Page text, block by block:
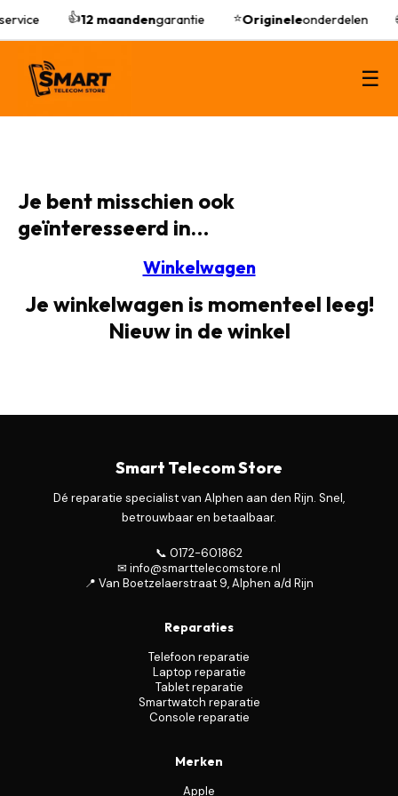
👍12 maandengarantie ⭐Origineleonderdelen
☰
Je bent misschien ook
geïnteresseerd in…
Winkelwagen
Je winkelwagen is momenteel leeg!
Nieuw in de winkel
Smart Telecom Store
Dé reparatie specialist van Alphen aan den Rijn. Snel,
betrouwbaar en betaalbaar.
📞 0172-601862
✉ info@smarttelecomstore.nl
📍 Van Boetzelaerstraat 9, Alphen a/d Rijn
Reparaties
Telefoon reparatie
Laptop reparatie
Tablet reparatie
Smartwatch reparatie
Console reparatie
Merken
Apple